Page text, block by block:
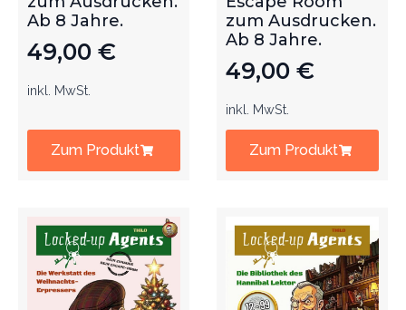
Ab 8 Jahre.
49,00 €
inkl. MwSt.
Zum Produkt
zum Ausdrucken.
Ab 8 Jahre.
49,00 €
inkl. MwSt.
Zum Produkt